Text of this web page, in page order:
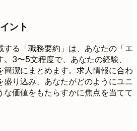
ント
する「職務要約」は、あなたの「エ
3〜5文程度で、あなたの経験、
簡潔にまとめます。求人情報に合わ
盛り込み、あなたがどのようにユニ
な価値をもたらすかに焦点を当てて